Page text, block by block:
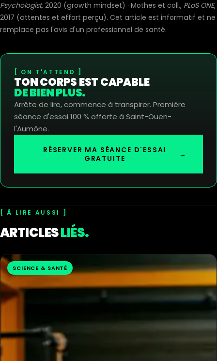
Psychologist, 2020 (growth mindset) · Mothes et coll., PLoS ONE,
2017 (attentes et effort perçu). Cet article est informatif et ne
remplace pas l'avis d'un professionnel de santé.
ON T'ATTEND
TON CORPS EST CAPABLE
DE BIEN PLUS.
Arrête de lire, commence à transpirer. Première
séance d'essai 100 % offerte à Saint-Ouen-
l'Aumône.
RÉSERVER MA SÉANCE D'ESSAI
GRATUITE
→
À LIRE AUSSI
ARTICLESLIÉS.
SCIENCE & SANTÉ